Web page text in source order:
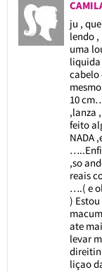
ju ,
lendo
uma
liquida
cabelo
10
,lanza
feito
NADA
,so
reais
….( e
)
ate
levar
liçao